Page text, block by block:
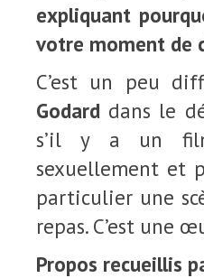
expliquant
votre moment de
C’est un peu
Godard dans le
s’il y a un
sexuellement et
particulier une
repas. C’est une
Propos recueillis